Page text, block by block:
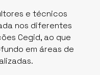
e técnicos
nos diferentes
Cegid, ao que
em áreas​ de